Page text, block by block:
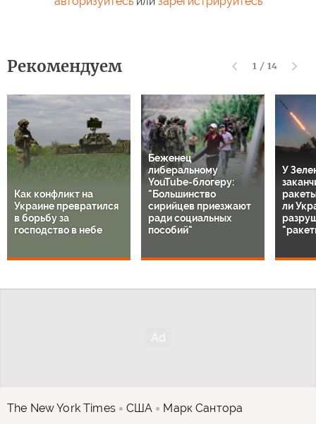
Рекомендуем 1 / 14
Как конфликт на
Украине превратился
в борьбу за
господство в небе
Беженец
либеральному
YouTube-блогеру:
"Большинство
сирийцев приезжают
ради социальных
пособий"
У
ли
The New York Times США Марк Сантора